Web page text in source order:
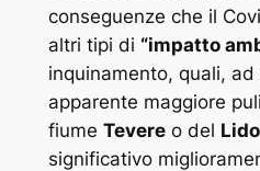
conseguenze che il
altri tipi di “impatto
inquinamento, quali, ad
apparente maggiore
fiume Tevereo del
significativo